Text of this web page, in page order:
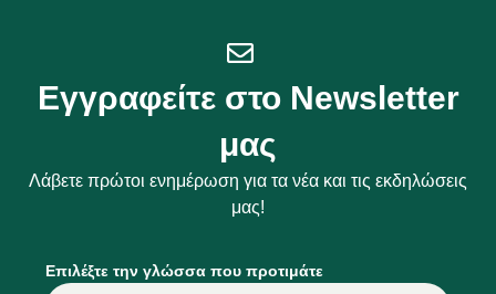
Εγγραφείτε στο Newsletter
μας
Λάβετε πρώτοι ενημέρωση για τα νέα και τις εκδηλώσεις
μας!
Επιλέξτε την γλώσσα που προτιμάτε